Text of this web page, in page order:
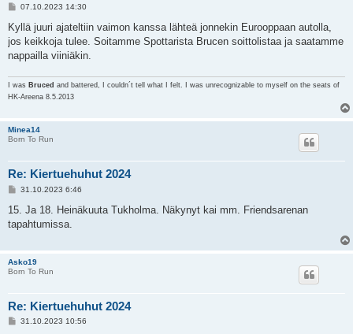
V
e
s
t
i
07.10.2023 14:30
Kyllä juuri ajateltiin vaimon kanssa lähteä jonnekin Eurooppaan autolla,
jos keikkoja tulee. Soitamme Spottarista Brucen soittolistaa ja saatamme
nappailla viiniäkin.
I was Bruced and battered, I couldn´t tell what I felt. I was unrecognizable to myself on the seats of
HK-Areena 8.5.2013
Minea14
Born To Run
Re: Kiertuehuhut 2024
V
e
t
31.10.2023 6:46
15. Ja 18. Heinäkuuta Tukholma. Näkynyt kai mm. Friendsarenan
tapahtumissa.
Asko19
Born To Run
Re: Kiertuehuhut 2024
V31.10.2023 10:56